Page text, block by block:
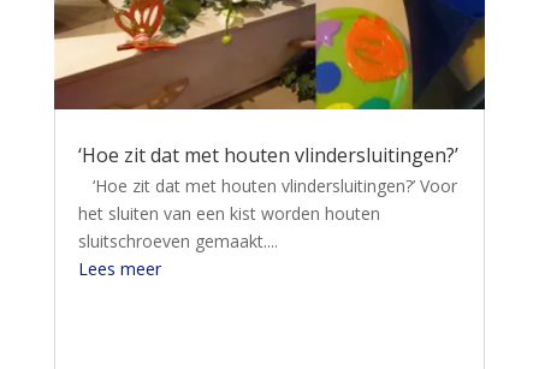
‘Hoe zit dat met houten vlindersluitingen?’
‘Hoe zit dat met houten vlindersluitingen?’ Voor
het sluiten van een kist worden houten
sluitschroeven gemaakt....
Lees meer